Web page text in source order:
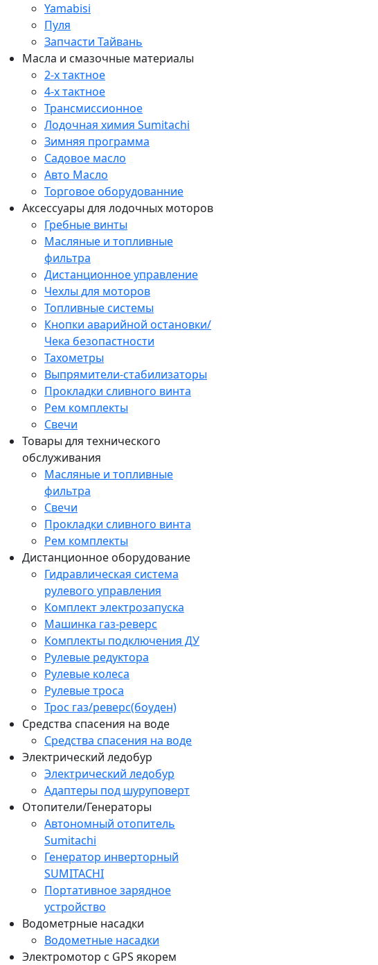
Yamabisi
Пуля
Запчасти Тайвань
Масла и смазочные материалы
2-х тактное
4-х тактное
Трансмиссионное
Лодочная химия Sumitachi
Зимняя программа
Садовое масло
Авто Масло
Торговое оборудованние
Аксессуары для лодочных моторов
Гребные винты
Масляные и топливные
фильтра
Дистанционное управление
Чехлы для моторов
Топливные системы
Кнопки аварийной остановки/
Чека безопастности
Тахометры
Выпрямители-стабилизаторы
Прокладки сливного винта
Рем комплекты
Свечи
Товары для технического
обслуживания
Масляные и топливные
фильтра
Свечи
Прокладки сливного винта
Рем комплекты
Дистанционное оборудование
Гидравлическая система
рулевого управления
Комплект электрозапуска
Машинка газ-реверс
Комплекты подключения ДУ
Рулевые редуктора
Рулевые колеса
Рулевые троса
Трос газ/реверс(боуден)
Средства спасения на воде
Средства спасения на воде
Электрический ледобур
Электрический ледобур
Адаптеры под шуруповерт
Отопители/Генераторы
Автономный отопитель
Sumitachi
Генератор инверторный
SUMITACHI
Портативное зарядное
устройство
Водометрные насадки
Водометные насадки
Электромотор c GPS якорем